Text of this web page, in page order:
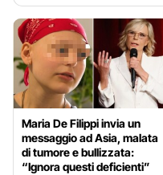
Maria De Filippi invia un
messaggio ad Asia, malata
di tumore e bullizzata:
“Ignora questi deficienti”